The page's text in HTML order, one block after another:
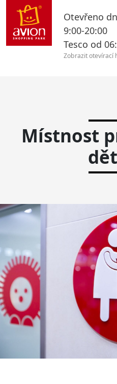
Otevřeno
9:00-20:00
Tesco od
Zobrazit otevírací
Místnost